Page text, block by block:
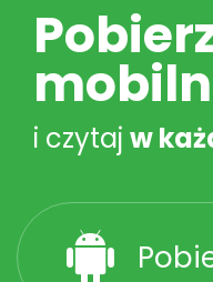
i czytaj w